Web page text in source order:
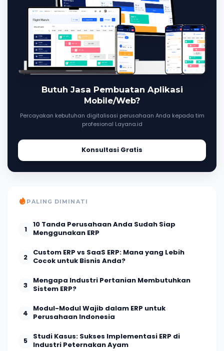
Butuh Jasa Pembuatan Aplikasi
Mobile/Web?
Percayakan kebutuhan digitalisasi perusahaan Anda kepada tim
profesional Layana.id
Konsultasi Gratis
PALING DIMINATI
1
10 Tanda Perusahaan Anda Sudah Siap
Menggunakan ERP
2
Custom ERP vs SaaS ERP: Mana yang Lebih
Cocok untuk Bisnis Anda?
3
Mengapa Industri Pertanian Membutuhkan
Sistem ERP?
4
Modul-Modul Wajib dalam ERP untuk
Perusahaan Indonesia
5
Studi Kasus: Sukses Implementasi ERP di
Industri Peternakan Ayam